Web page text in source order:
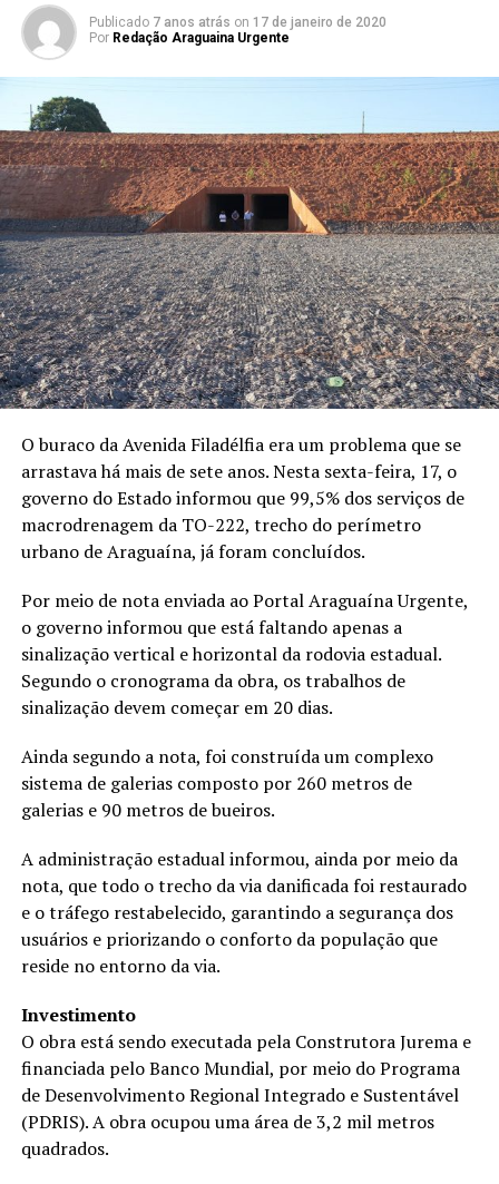
Publicado 7 anos atrás on 17 de janeiro de 2020
Por Redação Araguaina Urgente
O buraco da Avenida Filadélfia era um problema que se
arrastava há mais de sete anos. Nesta sexta-feira, 17, o
governo do Estado informou que 99,5% dos serviços de
macrodrenagem da TO-222, trecho do perímetro
urbano de Araguaína, já foram concluídos.
Por meio de nota enviada ao Portal Araguaína Urgente,
o governo informou que está faltando apenas a
sinalização vertical e horizontal da rodovia estadual.
Segundo o cronograma da obra, os trabalhos de
sinalização devem começar em 20 dias.
Ainda segundo a nota, foi construída um complexo
sistema de galerias composto por 260 metros de
galerias e 90 metros de bueiros.
A administração estadual informou, ainda por meio da
nota, que todo o trecho da via danificada foi restaurado
e o tráfego restabelecido, garantindo a segurança dos
usuários e priorizando o conforto da população que
reside no entorno da via.
Investimento
O obra está sendo executada pela Construtora Jurema e
financiada pelo Banco Mundial, por meio do Programa
de Desenvolvimento Regional Integrado e Sustentável
(PDRIS). A obra ocupou uma área de 3,2 mil metros
quadrados.